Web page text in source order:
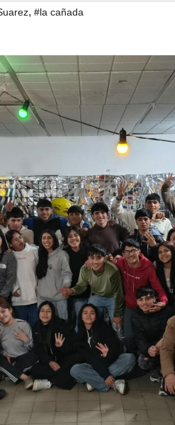
, #la cañada